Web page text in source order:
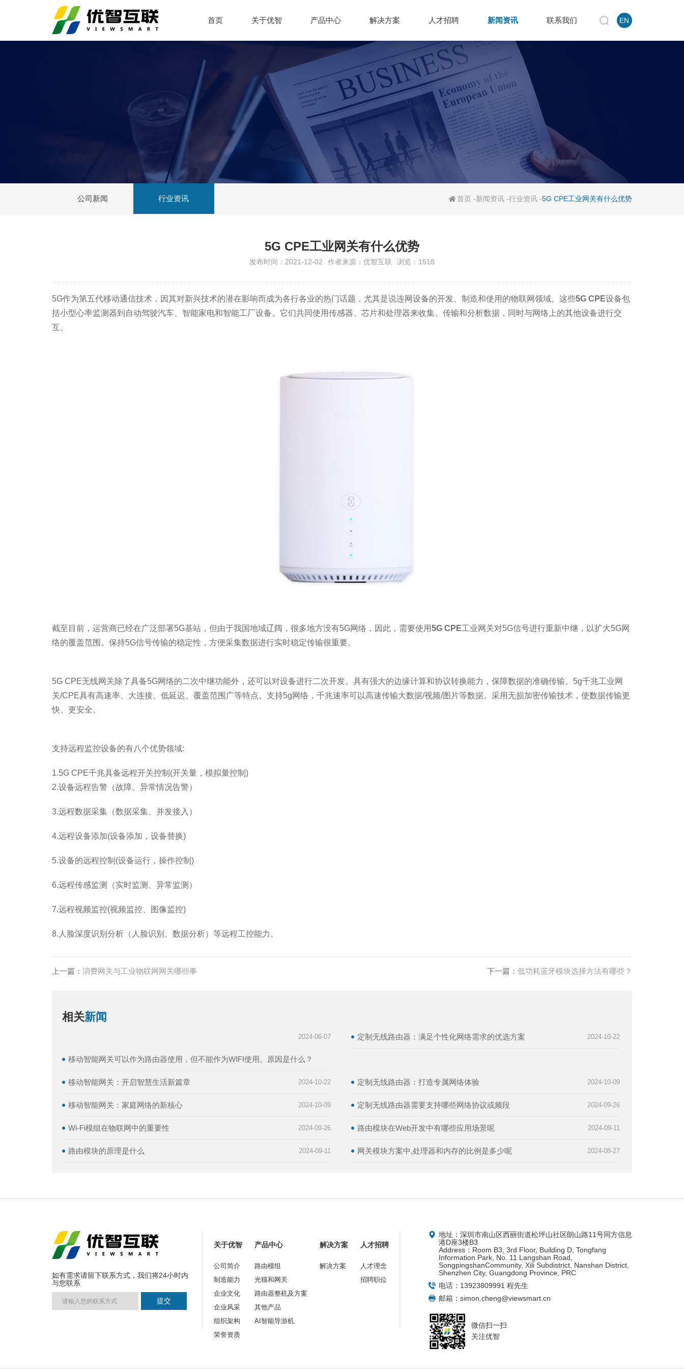
首页 关于优智 产品中心 解决方案 人才招聘 新闻资讯 联系我们 EN
首页 -新闻资讯 -行业资讯 -5G CPE工业网关有什么优势
公司新闻 行业资讯
5G CPE工业网关有什么优势
发布时间：2021-12-02 作者来源：优智互联 浏览：1518
5G作为第五代移动通信技术，因其对新兴技术的潜在影响而成为各行各业的热门话题，尤其是说连网设备的开发、制造和使用的物联网领域。这些5G CPE设备包
括小型心率监测器到自动驾驶汽车、智能家电和智能工厂设备。它们共同使用传感器、芯片和处理器来收集、传输和分析数据，同时与网络上的其他设备进行交
互。
截至目前，运营商已经在广泛部署5G基站，但由于我国地域辽阔，很多地方没有5G网络，因此，需要使用5G CPE工业网关对5G信号进行重新中继，以扩大5G网
络的覆盖范围。保持5G信号传输的稳定性，方便采集数据进行实时稳定传输很重要。
5G CPE无线网关除了具备5G网络的二次中继功能外，还可以对设备进行二次开发。具有强大的边缘计算和协议转换能力，保障数据的准确传输。5g千兆工业网
关/CPE具有高速率、大连接、低延迟、覆盖范围广等特点。支持5g网络，千兆速率可以高速传输大数据/视频/图片等数据。采用无损加密传输技术，使数据传输更
快、更安全。
支持远程监控设备的有八个优势领域:
1.5G CPE千兆具备远程开关控制(开关量，模拟量控制)
2.设备远程告警（故障、异常情况告警）
3.远程数据采集（数据采集、并发接入）
4.远程设备添加(设备添加，设备替换)
5.设备的远程控制(设备运行，操作控制)
6.远程传感监测（实时监测、异常监测）
7.远程视频监控(视频监控、图像监控)
8.人脸深度识别分析（人脸识别、数据分析）等远程工控能力。
上一篇： 消费网关与工业物联网网关哪些事 下一篇： 低功耗蓝牙模块选择方法有哪些？
相关新闻
2024-06-07
移动智能网关可以作为路由器使用，但不能作为WIFI使用。原因是什么？
2024-10-22
定制无线路由器：满足个性化网络需求的优选方案
2024-10-22
移动智能网关：开启智慧生活新篇章 2024-10-09
定制无线路由器：打造专属网络体验
2024-10-09
移动智能网关：家庭网络的新核心 2024-09-26
定制无线路由器需要支持哪些网络协议或频段
2024-09-26
Wi-Fi模组在物联网中的重要性 2024-09-11
路由模块在Web开发中有哪些应用场景呢
2024-09-11
路由模块的原理是什么 2024-08-27
网关模块方案中,处理器和内存的比例是多少呢
如有需求请留下联系方式，我们将24小时内
与您联系
关于优智
公司简介
制造能力
企业文化
企业风采
组织架构
荣誉资质
产品中心
路由模组
光猫和网关
路由器整机及方案
其他产品
AI智能导游机
解决方案
解决方案
人才招聘
人才理念
招聘职位
地址：深圳市南山区西丽街道松坪山社区朗山路11号同方信息
港D座3楼B3
Address：Room B3, 3rd Floor, Building D, Tongfang
Information Park, No. 11 Langshan Road,
SongpingshanCommunity, Xili Subdistrict, Nanshan District,
Shenzhen City, Guangdong Province, PRC
电话：13923809991 程先生
邮箱：simon.cheng@viewsmart.cn
微信扫一扫
关注优智